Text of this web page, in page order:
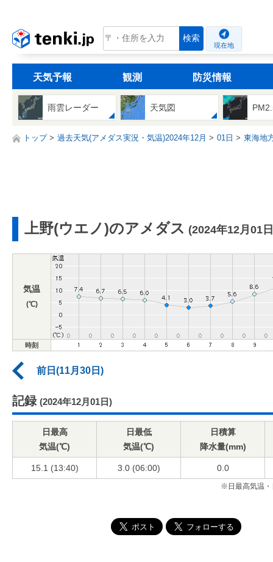
tenki.jp 検索
現在地
天気予報 観測 防災情報
雨雲レーダー 天気図
トップ 過去天気(アメダス実況・気温)2024年12月 01日 東海地
上野(ウエノ)のアメダス (2024年12月01
気温
(℃)
時刻
前日(11月30日)
記録 (2024年12月01日)
日最高
気温(℃)
日最低
気温(℃)
日積算
降水量(mm)
15.1 (13:40) 3.0 (06:00) 0.0
※日最高気温・